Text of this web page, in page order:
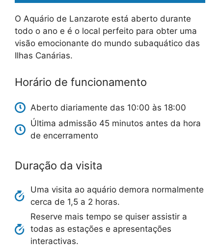
O Aquário de Lanzarote está aberto durante
todo o ano e é o local perfeito para obter uma
visão emocionante do mundo subaquático das
Ilhas Canárias.
Horário de funcionamento
Aberto diariamente das 10:00 às 18:00
Última admissão 45 minutos antes da hora
de encerramento
Duração da visita
Uma visita ao aquário demora normalmente
cerca de 1,5 a 2 horas.
Reserve mais tempo se quiser assistir a
todas as estações e apresentações
interactivas.